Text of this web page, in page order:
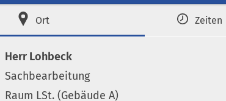
Ort Zeiten
Herr Lohbeck
Sachbearbeitung
Raum LSt. (Gebäude A)